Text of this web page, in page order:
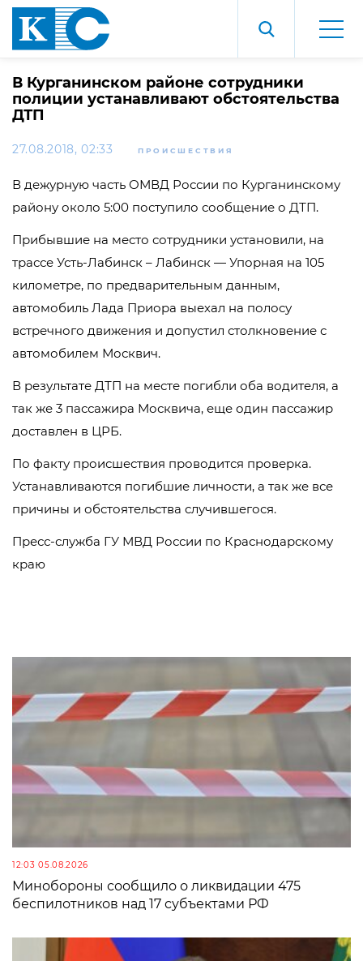
В Курганинском районе сотрудники
полиции устанавливают обстоятельства
ДТП
27.08.2018, 02:33 ПРОИСШЕСТВИЯ
В дежурную часть ОМВД России по Курганинскому
району около 5:00 поступило сообщение о ДТП.
Прибывшие на место сотрудники установили, на
трассе Усть-Лабинск – Лабинск — Упорная на 105
километре, по предварительным данным,
автомобиль Лада Приора выехал на полосу
встречного движения и допустил столкновение с
автомобилем Москвич.
В результате ДТП на месте погибли оба водителя, а
так же 3 пассажира Москвича, еще один пассажир
доставлен в ЦРБ.
По факту происшествия проводится проверка.
Устанавливаются погибшие личности, а так же все
причины и обстоятельства случившегося.
Пресс-служба ГУ МВД России по Краснодарскому
краю
12:03 05.08.2026
Минобороны сообщило о ликвидации 475
беспилотников над 17 субъектами РФ